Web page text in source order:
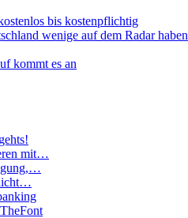
bis kostenpflichtig
wenige auf dem Radar haben
kommt es an
mit…